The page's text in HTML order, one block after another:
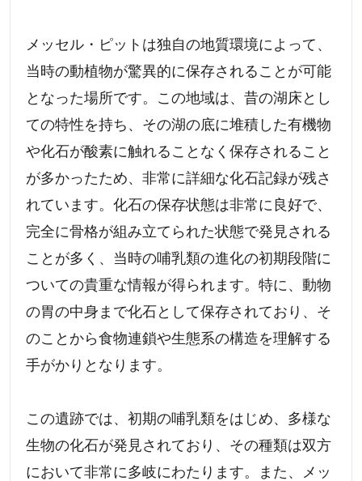
メッセル・ピットは独自の地質環境によって、
当時の動植物が驚異的に保存されることが可能
となった場所です。この地域は、昔の湖床とし
ての特性を持ち、その湖の底に堆積した有機物
や化石が酸素に触れることなく保存されること
が多かったため、非常に詳細な化石記録が残さ
れています。化石の保存状態は非常に良好で、
完全に骨格が組み立てられた状態で発見される
ことが多く、当時の哺乳類の進化の初期段階に
ついての貴重な情報が得られます。特に、動物
の胃の中身まで化石として保存されており、そ
のことから食物連鎖や生態系の構造を理解する
手がかりとなります。
この遺跡では、初期の哺乳類をはじめ、多様な
生物の化石が発見されており、その種類は双方
において非常に多岐にわたります。また、メッ